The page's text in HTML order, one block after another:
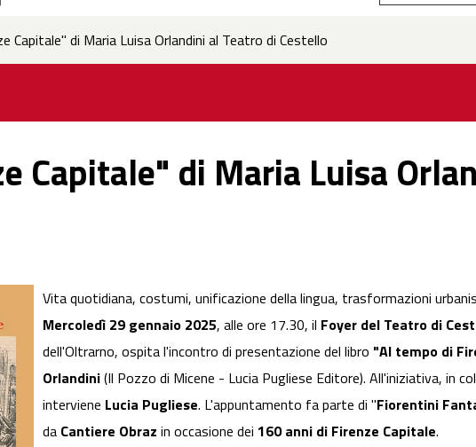
Capitale" di Maria Luisa Orlandini al Teatro di Cestello
Capitale" di Maria Luisa
Vita quotidiana, costumi, unificazione della lingua, trasformazioni
Mercoledì 29 gennaio 2025, alle ore 17.30, il Foyer del Teatro di
dell'Oltrarno, ospita l'incontro di presentazione del libro "Al tempo di
Orlandini(Il Pozzo di Micene - Lucia Pugliese Editore). All'iniziativa, in
interviene Lucia Pugliese. L'appuntamento fa parte di "Fiorentini
da Cantiere Obraz in occasione dei160 anni di Firenze Capitale.